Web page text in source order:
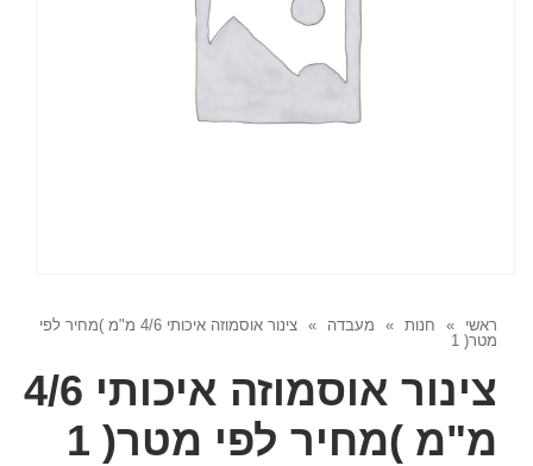
ראשי » חנות » מעבדה »
צינור אוסמוזה איכותי 4/6 מ"מ )מחיר לפי
מטר( 1
צינור אוסמוזה איכותי 4/6
מ"מ )מחיר לפי מטר( 1